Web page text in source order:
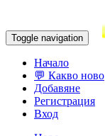
Toggle navigation
Начало
💬 Какво ново
Добавяне
Регистрация
Вход